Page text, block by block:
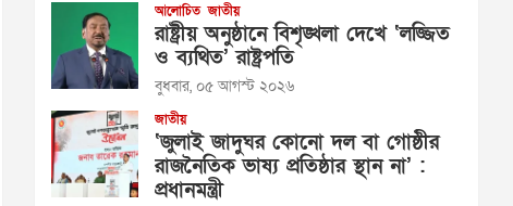
আলোচিত জাতীয়
রাষ্ট্রীয় অনুষ্ঠানে বিশৃঙ্খলা দেখে ‘লজ্জিত
ও ব্যথিত’ রাষ্ট্রপতি
বুধবার, ০৫ আগস্ট ২০২৬
জাতীয়
‘জুলাই জাদুঘর কোনো দল বা গোষ্ঠীর
রাজনৈতিক ভাষ্য প্রতিষ্ঠার স্থান না’ :
প্রধানমন্ত্রী